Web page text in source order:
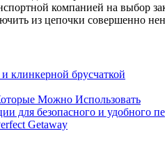
компанией на выбор
из цепочки совершенно
клинкерной брусчаткой
Можно Использовать
для безопасного и удобного
Getaway